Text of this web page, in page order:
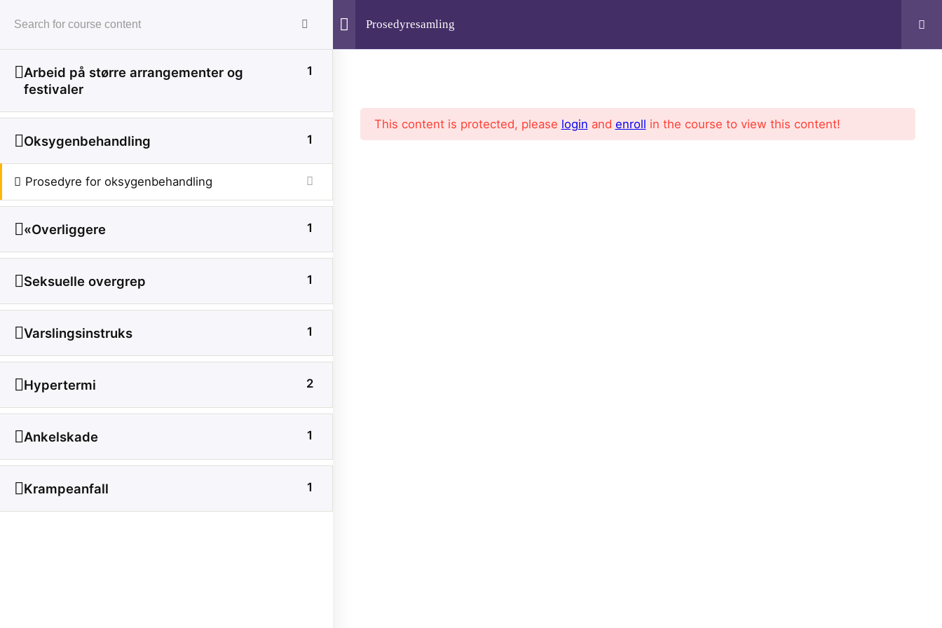
Home Prosedyresamling
Prosedyresamling
Arbeid på større arrangementer og
festivaler
1
Oksygenbehandling 1
Prosedyre for oksygenbehandling
«Overliggere 1
Seksuelle overgrep 1
Varslingsinstruks 1
Hypertermi 2
Ankelskade 1
Krampeanfall 1
This content is protected, please login and enroll in the course to view this content!
Kursing ansatte